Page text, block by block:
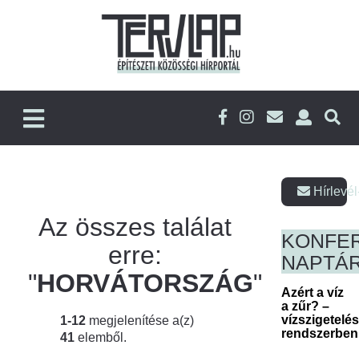
Az összes találat
erre:
"HORVÁTORSZÁG"
1-12 megjelenítése a(z)
41 elemből.
Azért a víz
a zűr? –